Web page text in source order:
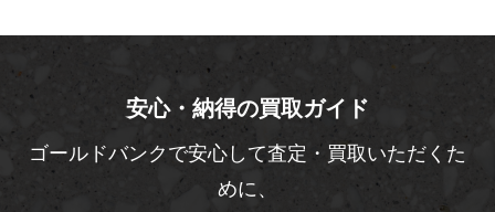
安心・納得の買取ガイド
ゴールドバンクで安心して査定・買取いただくた
めに、